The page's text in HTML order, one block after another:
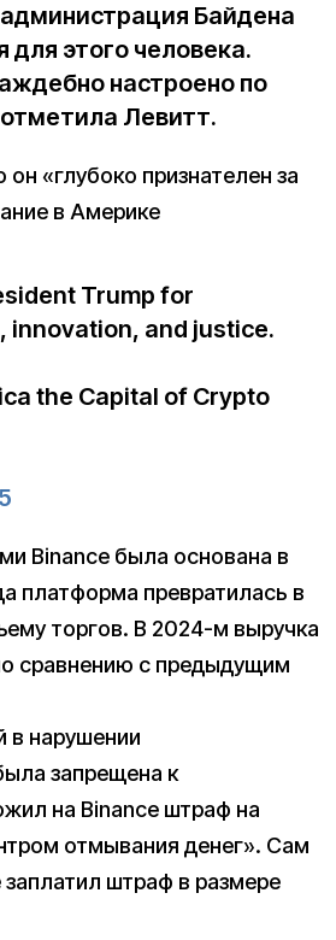
Байдена
для этого человека.
настроено по
Левитт.
«глубоко признателен за
в Америке
Trump for
innovation, and justice.
the Capital of Crypto
Binance была основана в
платформа превратилась в
торгов. В 2024-м выручка
сравнению с предыдущим
в нарушении
запрещена к
на Binance штраф на
отмывания денег». Сам
штраф в размере